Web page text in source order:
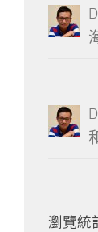
瀏覽統